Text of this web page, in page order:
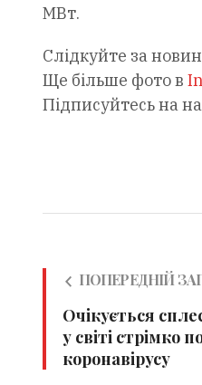
МВт.
Слідкуйте за
Ще більше фото в
Підписуйтесь на
ПОПЕРЕДНІЙ
Очікується
у світі стрімко
коронавірусу